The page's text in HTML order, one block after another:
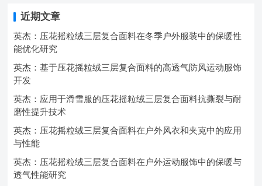
近期文章
英杰：压花摇粒绒三层复合面料在冬季户外服装中的保暖性
能优化研究
英杰：基于压花摇粒绒三层复合面料的高透气防风运动服饰
开发
英杰：应用于滑雪服的压花摇粒绒三层复合面料抗撕裂与耐
磨性提升技术
英杰：压花摇粒绒三层复合面料在户外风衣和夹克中的应用
与性能
英杰：压花摇粒绒三层复合面料在户外运动服饰中的保暖与
透气性能研究